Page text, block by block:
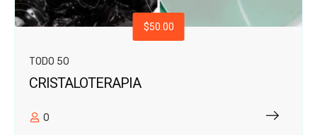
$50.00
TODO 50
CRISTALOTERAPIA
0